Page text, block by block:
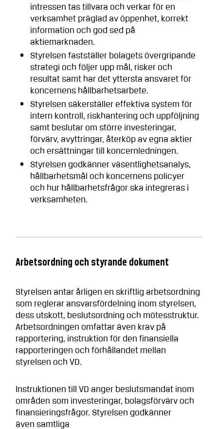
intressen tas tillvara och verkar för en
verksamhet präglad av öppenhet, korrekt
information och god sed på
aktiemarknaden.
Styrelsen fastställer bolagets övergripande
strategi och följer upp mål, risker och
resultat samt har det yttersta ansvaret för
koncernens hållbarhetsarbete.
Styrelsen säkerställer effektiva system för
intern kontroll, riskhantering och uppföljning
samt beslutar om större investeringar,
förvärv, avyttringar, återköp av egna aktier
och ersättningar till koncernledningen.
Styrelsen godkänner väsentlighetsanalys,
hållbarhetsmål och koncernens policyer
och hur hållbarhetsfrågor ska integreras i
verksamheten.
Arbetsordning och styrande dokument
Styrelsen antar årligen en skriftlig arbetsordning
som reglerar ansvarsfördelning inom styrelsen,
dess utskott, beslutsordning och mötesstruktur.
Arbetsordningen omfattar även krav på
rapportering, instruktion för den finansiella
rapporteringen och förhållandet mellan
styrelsen och VD.
Instruktionen till VD anger beslutsmandat inom
områden som investeringar, bolagsförvärv och
finansieringsfrågor. Styrelsen godkänner
även samtliga